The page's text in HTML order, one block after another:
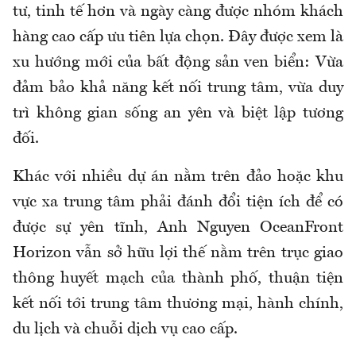
tư, tinh tế hơn và ngày càng được nhóm khách
hàng cao cấp ưu tiên lựa chọn. Đây được xem là
xu hướng mới của bất động sản ven biển: Vừa
đảm bảo khả năng kết nối trung tâm, vừa duy
trì không gian sống an yên và biệt lập tương
đối.
Khác với nhiều dự án nằm trên đảo hoặc khu
vực xa trung tâm phải đánh đổi tiện ích để có
được sự yên tĩnh, Anh Nguyen OceanFront
Horizon vẫn sở hữu lợi thế nằm trên trục giao
thông huyết mạch của thành phố, thuận tiện
kết nối tới trung tâm thương mại, hành chính,
du lịch và chuỗi dịch vụ cao cấp.